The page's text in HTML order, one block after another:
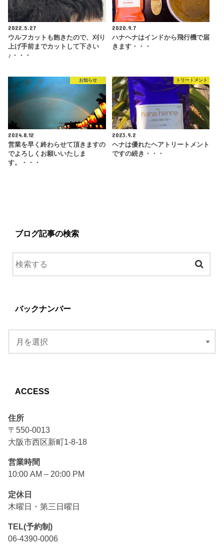
2022.5.27
ウルフカットも飽きたので、刈り
上げ手前までカットして下さい
♪・・・
2020.9.7
ハナヘナはインドから飛行機で届
きます・・・
お知らせ
2024.8.12
営業を早く終わらせて頂きますの
でよろしくお願いいたしま
す。・・・
トリートメント
2023.9.2
ヘナは優れたヘアトリートメント
ですの続き・・・
ブログ記事の検索
バックナンバー
ACCESS
住所
〒550-0013
大阪市西区新町1-8-18
営業時間
10:00 AM – 20:00 PM
定休日
木曜日・第三日曜日
TEL(予約制)
06-4390-0006